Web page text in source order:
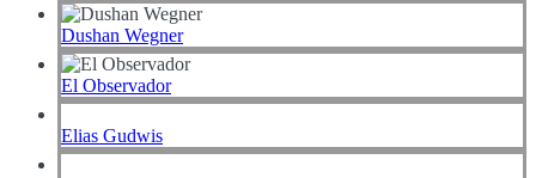
Dushan Wegner
El Observador
Elias Gudwis